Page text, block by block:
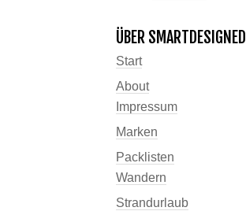
ÜBER SMARTDESIGNED
Start
About
Impressum
Marken
Packlisten
Wandern
Strandurlaub